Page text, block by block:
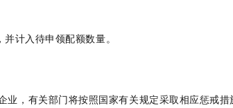
计入待申领配额数量。
，有关部门将按照国家有关规定采取相应惩戒措